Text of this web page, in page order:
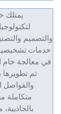
يمتلك
والتصميم
خدمات تشخيصية
في معالجة خام
تم
والفواصل
متكاملة